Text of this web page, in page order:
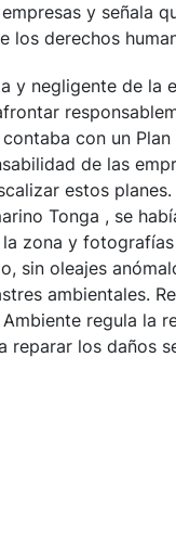
y señala
derechos
y negligente de la
con un
de las
estos planes.
Tonga , se
zona y
sin oleajes
ambientales.
regula la
los daños